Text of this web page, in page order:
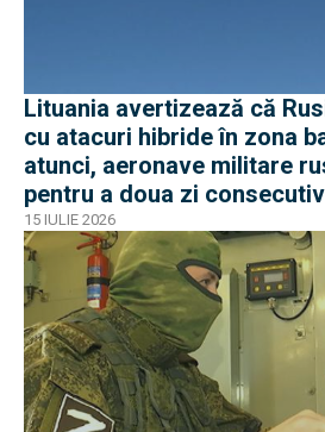
Lituania avertizează că
cu atacuri hibride în zona
atunci, aeronave militare
pentru a doua zi
Poloniei
15 IULIE 2026